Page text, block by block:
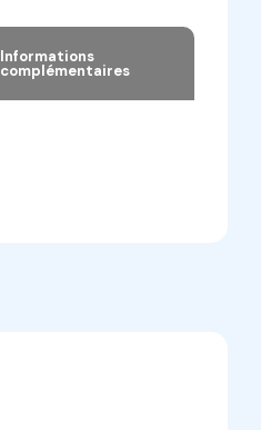
Informations
complémentaires